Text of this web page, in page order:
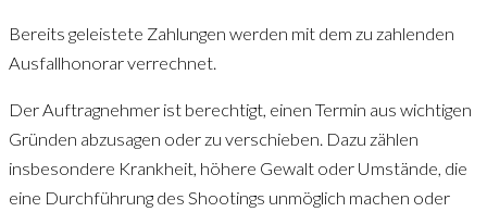
Bereits geleistete Zahlungen werden mit dem zu zahlenden
Ausfallhonorar verrechnet.
Der Auftragnehmer ist berechtigt, einen Termin aus wichtigen
Gründen abzusagen oder zu verschieben. Dazu zählen
insbesondere Krankheit, höhere Gewalt oder Umstände, die
eine Durchführung des Shootings unmöglich machen oder